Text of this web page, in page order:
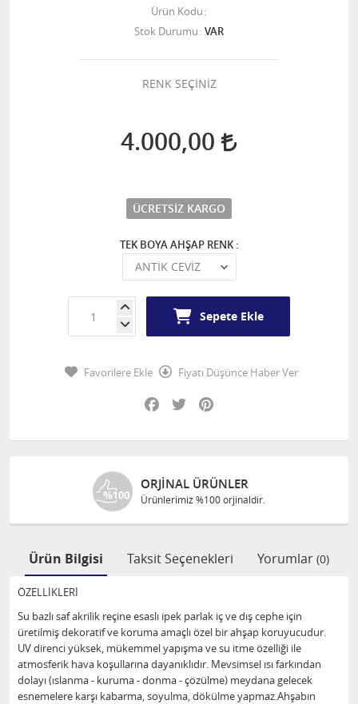
Ürün Kodu
Stok Durumu VAR
RENK SEÇİNİZ
4.000,00
ÜCRETSIZ KARGO
TEK BOYA AHŞAP RENK :
Sepete Ekle
Favorilere Ekle
Fiyatı Düşünce Haber Ver
Facebook
Twitter
ORJINAL ÜRÜNLER
Ürünlerimiz %100 orjinaldir.
Ürün Bilgisi Taksit Seçenekleri Yorumlar (0)
ÖZELLİKLERİ
Su bazlı saf akrilik reçine esaslı ipek parlak iç ve dış cephe için
üretilmiş dekoratif ve koruma amaçlı özel bir ahşap koruyucudur.
UV direnci yüksek, mükemmel yapışma ve su itme özelliği ile
atmosferik hava koşullarına dayanıklıdır. Mevsimsel ısı farkından
dolayı (ıslanma - kuruma - donma - çözülme) meydana gelecek
esnemelere karşı kabarma, soyulma, dökülme yapmaz.Ahşabın